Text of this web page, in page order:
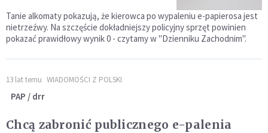
Tanie alkomaty pokazują, że kierowca po wypaleniu e-papierosa jest
nietrzeźwy. Na szczęście dokładniejszy policyjny sprzęt powinien
pokazać prawidłowy wynik 0 - czytamy w "Dzienniku Zachodnim".
13 lat temu WIADOMOŚCI Z POLSKI
PAP / drr
Chcą zabronić publicznego e-palenia